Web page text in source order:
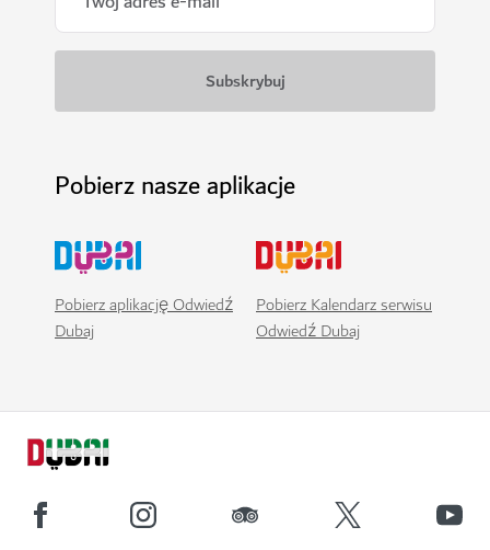
Pobierz nasze aplikacje
Pobierz aplikację Odwiedź
Dubaj
Pobierz Kalendarz serwisu
Odwiedź Dubaj